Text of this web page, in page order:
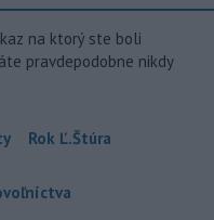
na ktorý ste boli
pravdepodobne nikdy
Rok Ľ.Štúra